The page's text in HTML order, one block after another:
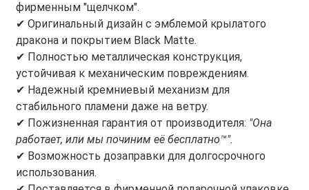
фирменным "щелчком".
✔ Оригинальный дизайн с эмблемой крылатого
дракона и покрытием Black Matte.
✔ Полностью металлическая конструкция,
устойчивая к механическим повреждениям.
✔ Надежный кремниевый механизм для
стабильного пламени даже на ветру.
✔ Пожизненная гарантия от производителя: "Она
работает, или мы починим её бесплатно™".
✔ Возможность дозаправки для долгосрочного
использования.